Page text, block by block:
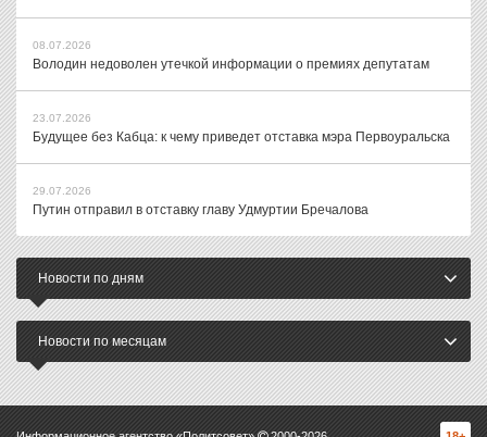
08.07.2026
Володин недоволен утечкой информации о премиях депутатам
23.07.2026
Будущее без Кабца: к чему приведет отставка мэра Первоуральска
29.07.2026
Путин отправил в отставку главу Удмуртии Бречалова
Новости по дням
Новости по месяцам